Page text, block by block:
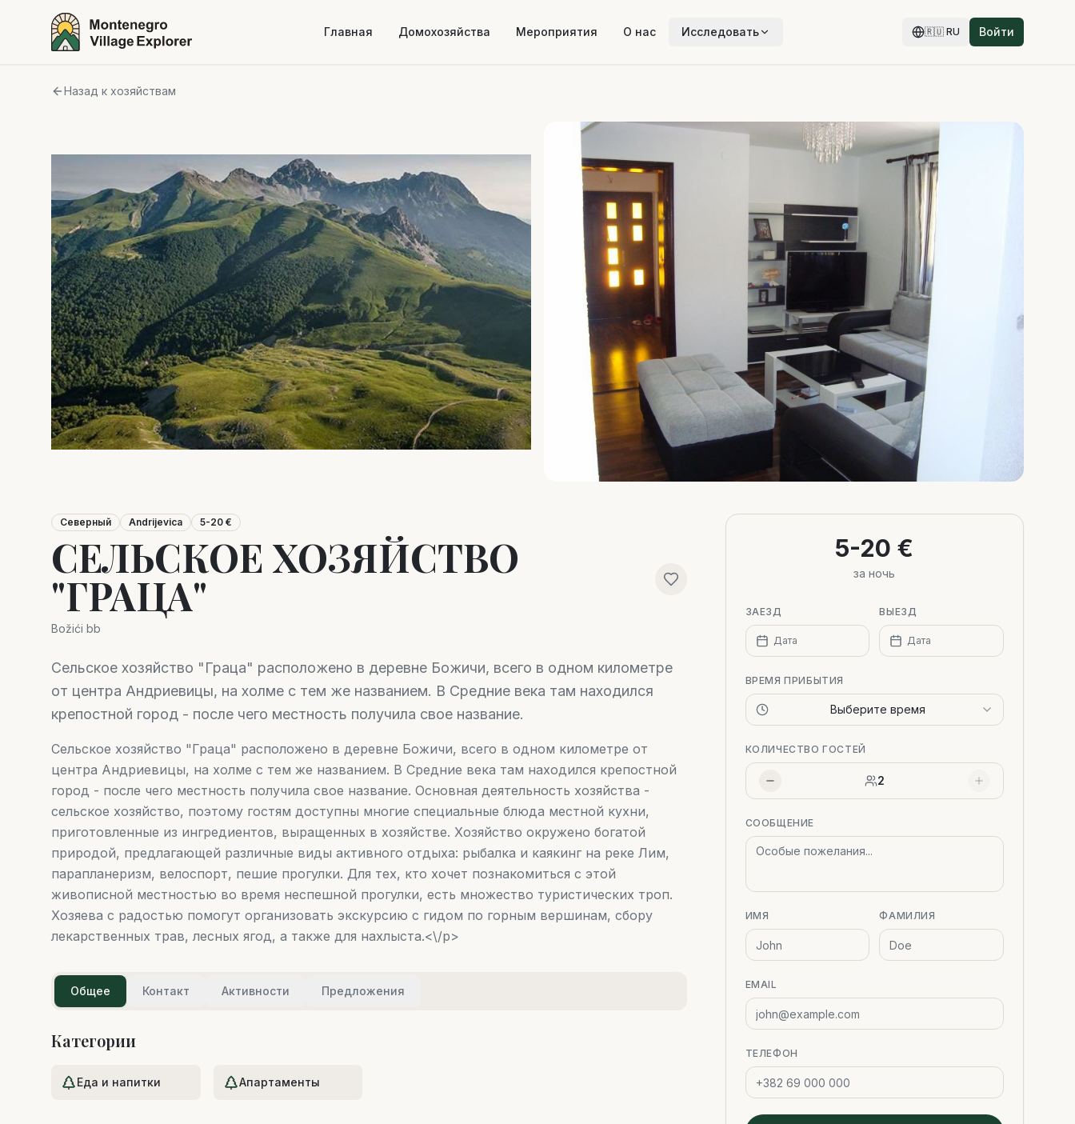
Главная Домохозяйства Мероприятия О нас Исследовать 🇷🇺 RU Войти
Назад к хозяйствам
Северный Andrijevica 5-20 €
СЕЛЬСКОЕ ХОЗЯЙСТВО
"ГРАЦА"
Božići bb
Сельское хозяйство "Граца" расположено в деревне Божичи, всего в одном километре
от центра Андриевицы, на холме с тем же названием. В Средние века там находился
крепостной город - после чего местность получила свое название.
Сельское хозяйство "Граца" расположено в деревне Божичи, всего в одном километре от
центра Андриевицы, на холме с тем же названием. В Средние века там находился крепостной
город - после чего местность получила свое название. Основная деятельность хозяйства -
сельское хозяйство, поэтому гостям доступны многие специальные блюда местной кухни,
приготовленные из ингредиентов, выращенных в хозяйстве. Хозяйство окружено богатой
природой, предлагающей различные виды активного отдыха: рыбалка и каякинг на реке Лим,
парапланеризм, велоспорт, пешие прогулки. Для тех, кто хочет познакомиться с этой
живописной местностью во время неспешной прогулки, есть множество туристических троп.
Хозяева с радостью помогут организовать экскурсию с гидом по горным вершинам, сбору
лекарственных трав, лесных ягод, а также для нахлыста.<\/p>
Общее Контакт Активности Предложения
Категории
Еда и напитки Апартаменты
5-20 €
за ночь
ЗАЕЗД
Дата
ВЫЕЗД
Дата
ВРЕМЯ ПРИБЫТИЯ
Выберите время
КОЛИЧЕСТВО ГОСТЕЙ
2
СООБЩЕНИЕ
ИМЯ ФАМИЛИЯ
EMAIL
ТЕЛЕФОН